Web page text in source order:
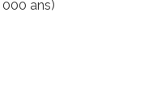
000 ans)